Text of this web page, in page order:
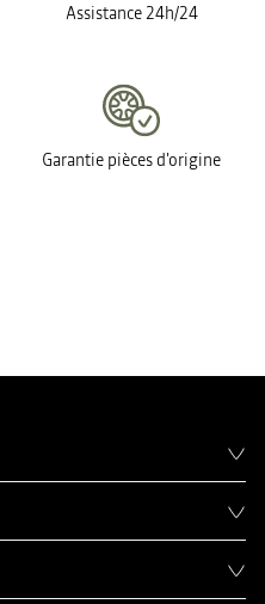
Assistance 24h/24
Garantie pièces d'origine